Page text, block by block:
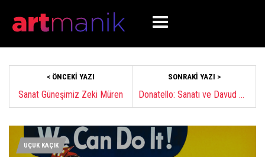
< ÖNCEKI YAZI
Sanat Güneşimiz Zeki Müren
SONRAKI YAZI >
Donatello: Sanatı ve Davud Heykeli
UÇUK KAÇIK